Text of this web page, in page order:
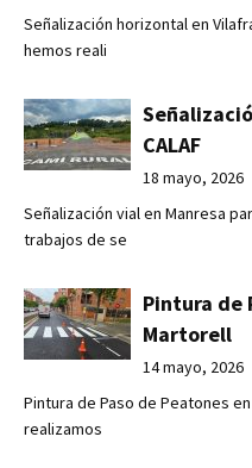
Señalización horizontal en
hemos reali
CALAF
18 mayo, 2026
Señalización vial en Manresa
trabajos de se
Pintura de
Martorell
14 mayo, 2026
Pintura de Paso de Peatones
realizamos